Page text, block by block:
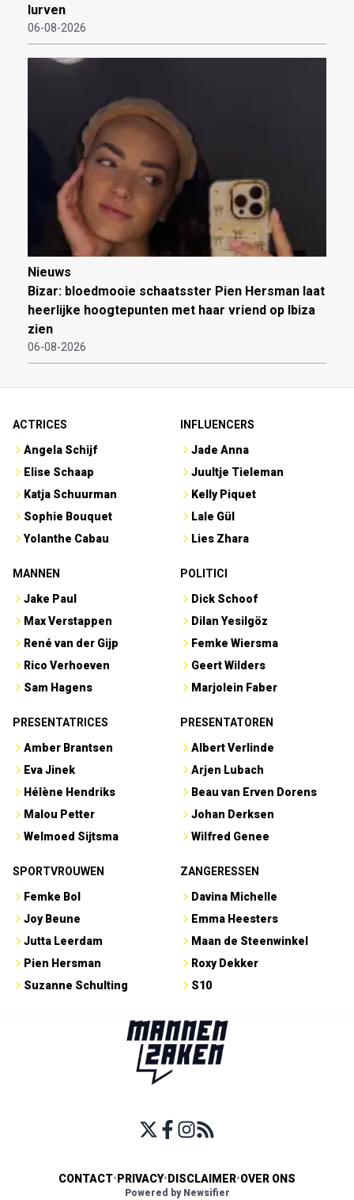
lurven
06-08-2026
Nieuws
Bizar: bloedmooie schaatsster Pien Hersman laat
heerlijke hoogtepunten met haar vriend op Ibiza
zien
06-08-2026
ACTRICES
Angela Schijf
Elise Schaap
Katja Schuurman
Sophie Bouquet
Yolanthe Cabau
INFLUENCERS
Jade Anna
Juultje Tieleman
Kelly Piquet
Lale Gül
Lies Zhara
MANNEN
Jake Paul
Max Verstappen
René van der Gijp
Rico Verhoeven
Sam Hagens
POLITICI
Dick Schoof
Dilan Yesilgöz
Femke Wiersma
Geert Wilders
Marjolein Faber
PRESENTATRICES
Amber Brantsen
Eva Jinek
Hélène Hendriks
Malou Petter
Welmoed Sijtsma
PRESENTATOREN
Albert Verlinde
Arjen Lubach
Beau van Erven Dorens
Johan Derksen
Wilfred Genee
SPORTVROUWEN
Femke Bol
Joy Beune
Jutta Leerdam
Pien Hersman
Suzanne Schulting
ZANGERESSEN
Davina Michelle
Emma Heesters
Maan de Steenwinkel
Roxy Dekker
S10
CONTACT• PRIVACY• DISCLAIMER•OVER ONS
Powered by Newsifier